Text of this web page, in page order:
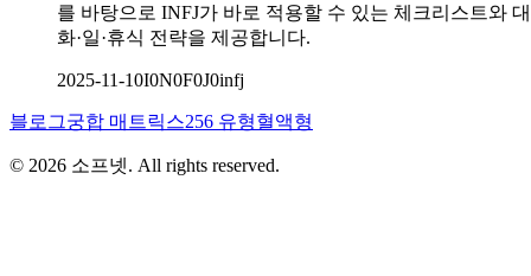
를 바탕으로 INFJ가 바로 적용할 수 있는 체크리스트와 대
화·일·휴식 전략을 제공합니다.
2025-11-10I0N0F0J0infj
블로그궁합 매트릭스256 유형혈액형
© 2026 소프넷. All rights reserved.